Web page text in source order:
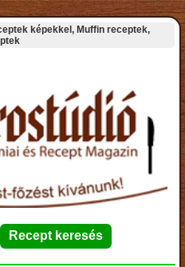
képekkel, Muffin receptek,